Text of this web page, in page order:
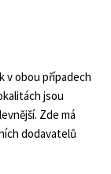
v obou případech
jsou
Zde má
dodavatelů